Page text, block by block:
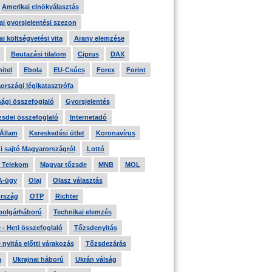
Amerikai elnökválasztás
gyorsjelentési szezon
költségvetési vita Arany elemzése
Beutazási tilalom Ciprus DAX
Ebola EU-Csúcs Forex Forint
légikatasztrófa
összefoglaló Gyorsjelentés
összefoglaló Internetadó
Kereskedési ötlet Koronavírus
sajtó Magyarországról Lottó
Telekom Magyar tőzsde MNB MOL
ügy Olaj Olasz választás
OTP Richter
Technikai elemzés
- Heti összefoglaló Tőzsdenyitás
nyitás előtti várakozás Tőzsdezárás
Ukrajnai háború Ukrán válság